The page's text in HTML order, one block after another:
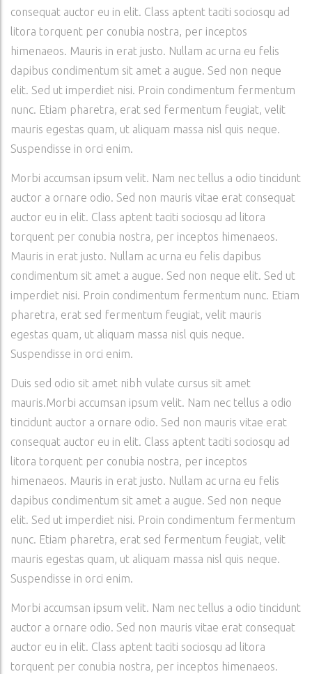
consequat auctor eu in elit. Class aptent taciti sociosqu ad
litora torquent per conubia nostra, per inceptos
himenaeos. Mauris in erat justo. Nullam ac urna eu felis
dapibus condimentum sit amet a augue. Sed non neque
elit. Sed ut imperdiet nisi. Proin condimentum fermentum
nunc. Etiam pharetra, erat sed fermentum feugiat, velit
mauris egestas quam, ut aliquam massa nisl quis neque.
Suspendisse in orci enim.
Morbi accumsan ipsum velit. Nam nec tellus a odio tincidunt
auctor a ornare odio. Sed non mauris vitae erat consequat
auctor eu in elit. Class aptent taciti sociosqu ad litora
torquent per conubia nostra, per inceptos himenaeos.
Mauris in erat justo. Nullam ac urna eu felis dapibus
condimentum sit amet a augue. Sed non neque elit. Sed ut
imperdiet nisi. Proin condimentum fermentum nunc. Etiam
pharetra, erat sed fermentum feugiat, velit mauris
egestas quam, ut aliquam massa nisl quis neque.
Suspendisse in orci enim.
Duis sed odio sit amet nibh vulate cursus sit amet
mauris.Morbi accumsan ipsum velit. Nam nec tellus a odio
tincidunt auctor a ornare odio. Sed non mauris vitae erat
consequat auctor eu in elit. Class aptent taciti sociosqu ad
litora torquent per conubia nostra, per inceptos
himenaeos. Mauris in erat justo. Nullam ac urna eu felis
dapibus condimentum sit amet a augue. Sed non neque
elit. Sed ut imperdiet nisi. Proin condimentum fermentum
nunc. Etiam pharetra, erat sed fermentum feugiat, velit
mauris egestas quam, ut aliquam massa nisl quis neque.
Suspendisse in orci enim.
Morbi accumsan ipsum velit. Nam nec tellus a odio tincidunt
auctor a ornare odio. Sed non mauris vitae erat consequat
auctor eu in elit. Class aptent taciti sociosqu ad litora
torquent per conubia nostra, per inceptos himenaeos.